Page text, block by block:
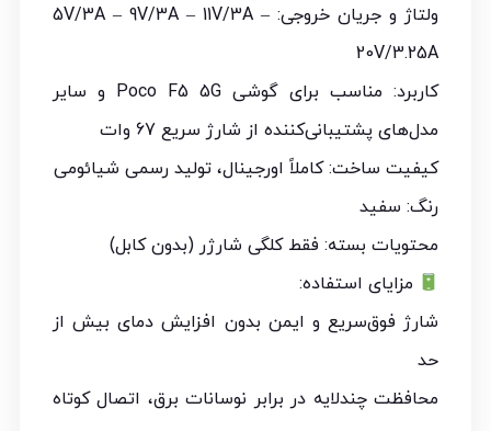
ولتاژ و جریان خروجی: 5V/3A – 9V/3A – 11V/3A –
20V/3.25A
کاربرد: مناسب برای گوشی Poco F5 5G و سایر
مدل‌های پشتیبانی‌کننده از شارژ سریع 67 وات
کیفیت ساخت: کاملاً اورجینال، تولید رسمی شیائومی
رنگ: سفید
محتویات بسته: فقط کلگی شارژر (بدون کابل)
مزایای استفاده:
شارژ فوق‌سریع و ایمن بدون افزایش دمای بیش از
حد
محافظت چندلایه در برابر نوسانات برق، اتصال کوتاه